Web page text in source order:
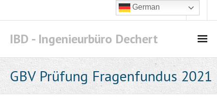
IBD - Ingenieurbüro Dechert
- Arbeitsschutz
GBV Prüfung Fragenfundus 2021
German